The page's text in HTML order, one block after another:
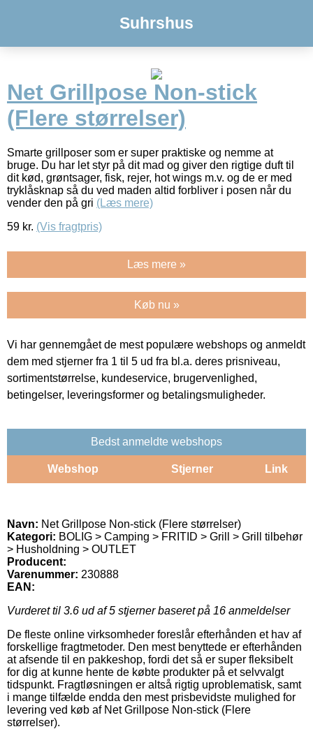
Suhrshus
Net Grillpose Non-stick
(Flere størrelser)
Smarte grillposer som er super praktiske og nemme at
bruge. Du har let styr på dit mad og giver den rigtige duft til
dit kød, grøntsager, fisk, rejer, hot wings m.v. og de er med
tryklåsknap så du ved maden altid forbliver i posen når du
vender den på gri (Læs mere)
59 kr. (Vis fragtpris)
Læs mere »
Køb nu »
Vi har gennemgået de mest populære webshops og anmeldt
dem med stjerner fra 1 til 5 ud fra bl.a. deres prisniveau,
sortimentstørrelse, kundeservice, brugervenlighed,
betingelser, leveringsformer og betalingsmuligheder.
Bedst anmeldte webshops
Webshop Stjerner Link
Navn: Net Grillpose Non-stick (Flere størrelser)
Kategori: BOLIG > Camping > FRITID > Grill > Grill tilbehør
> Husholdning > OUTLET
Producent:
Varenummer: 230888
EAN:
Vurderet til 3.6 ud af 5 stjerner baseret på 16 anmeldelser
De fleste online virksomheder foreslår efterhånden et hav af
forskellige fragtmetoder. Den mest benyttede er efterhånden
at afsende til en pakkeshop, fordi det så er super fleksibelt
for dig at kunne hente de købte produkter på et selvvalgt
tidspunkt. Fragtløsningen er altså rigtig uproblematisk, samt
i mange tilfælde endda den mest prisbevidste mulighed for
levering ved køb af Net Grillpose Non-stick (Flere
størrelser).